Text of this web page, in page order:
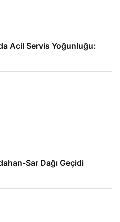
Acil Servis Yoğunluğu:
Sar Dağı Geçidi